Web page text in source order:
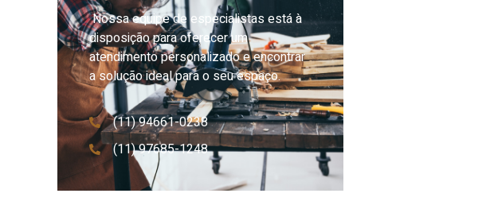
Nossa equipe de especialistas está à
disposição para oferecer um
atendimento personalizado e encontrar
a solução ideal para o seu espaço.
(11) 94661-0238
(11) 97685-1248